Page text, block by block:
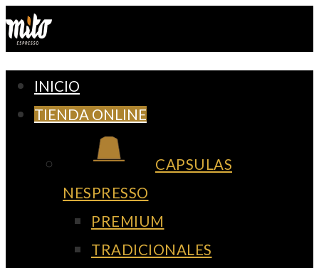
Ir
al
contenido
INICIO
TIENDA ONLINE
CAPSULAS
NESPRESSO
PREMIUM
TRADICIONALES